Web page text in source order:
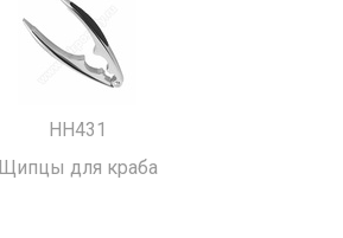
HH431
Щипцы для краба